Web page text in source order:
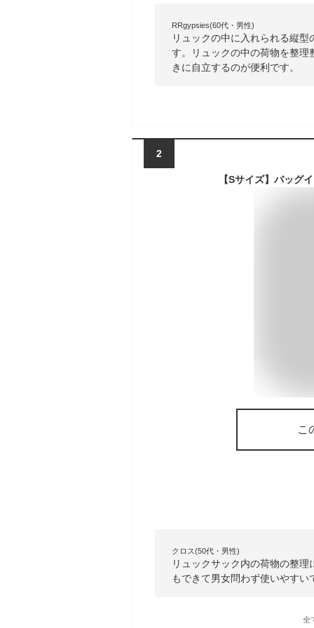
RRgypsies(60代・男性)
リュックの中に入れられる縦
す。リュックの中の荷物を整
きに自立するのが便利です。
2
こ
クロス(50代・男性)
リュックサック内の荷物の整
もできて男女問わず使いやすい
全